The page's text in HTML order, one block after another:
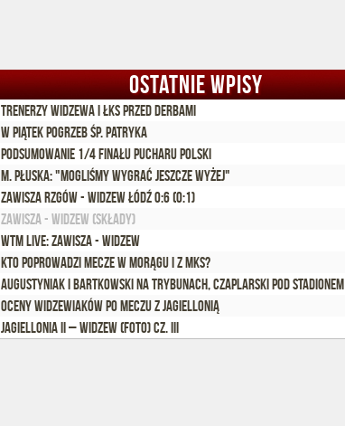
OSTATNIE WPISY
Trenerzy Widzewa i ŁKS przed derbami
W piątek pogrzeb ŚP. Patryka
Podsumowanie 1/4 finału Pucharu Polski
M. Płuska: "Mogliśmy wygrać jeszcze wyżej"
Zawisza Rzgów - Widzew Łódź 0:6 (0:1)
Zawisza - Widzew (składy)
WTM Live: Zawisza - Widzew
Kto poprowadzi mecze w Morągu i z MKS?
Augustyniak i Bartkowski na trybunach, Czaplarski pod stadionem
Oceny widzewiaków po meczu z Jagiellonią
Jagiellonia II – Widzew (foto) cz. III